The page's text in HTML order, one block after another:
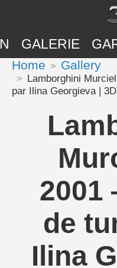
GALERIE
Home Gallery
Lamborghini
par Ilina Georgieva |
de
Ilina